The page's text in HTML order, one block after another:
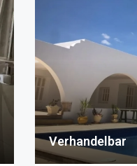
Verhandelbar